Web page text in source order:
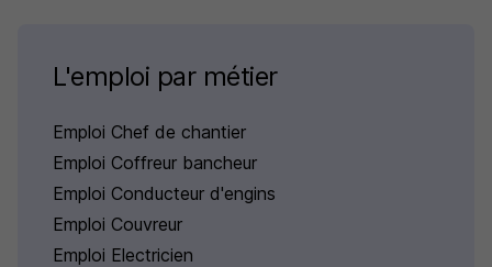
L'emploi par métier
Emploi Chef de chantier
Emploi Coffreur bancheur
Emploi Conducteur d'engins
Emploi Couvreur
Emploi Electricien